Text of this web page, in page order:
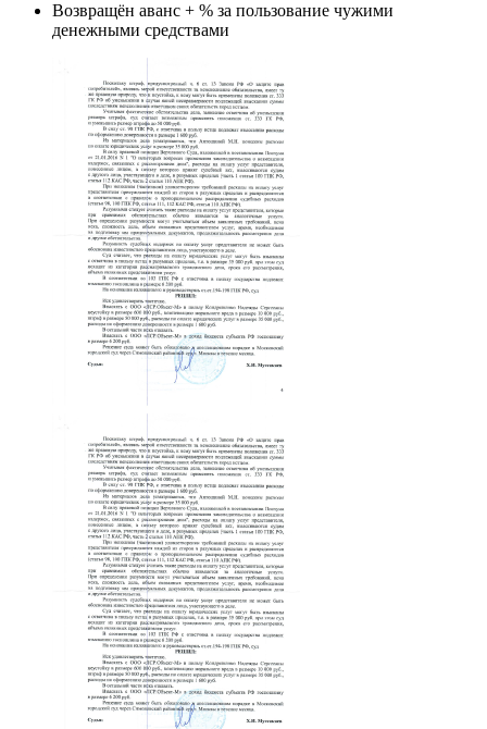
Возвращён аванс + % за пользование чужими
денежными средствами